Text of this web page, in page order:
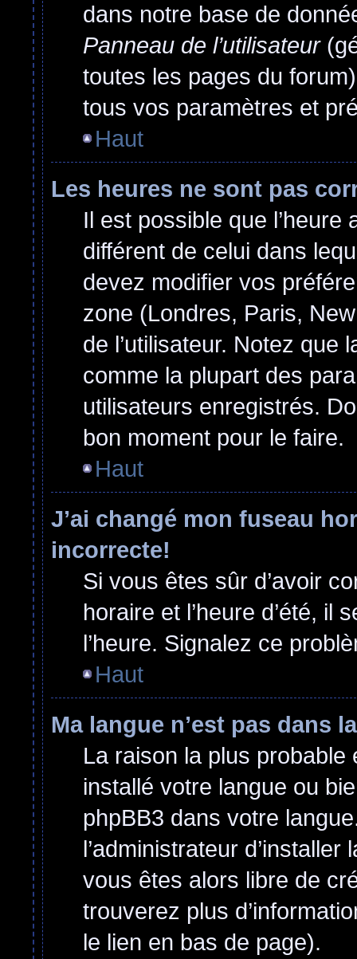
dans notre base de
Panneau de l’utilisateur
toutes les pages du
tous vos paramètres et
Haut
Les heures ne sont pas
Il est possible que
différent de celui dans
devez modifier vos
zone (Londres, Paris,
de l’utilisateur. Notez que
comme la plupart des
utilisateurs enregistrés.
bon moment pour le faire.
Haut
J’ai changé mon fuseau
incorrecte!
Si vous êtes sûr d’avoir
horaire et l’heure d’été, il
l’heure. Signalez ce
Haut
Ma langue n’est pas dans
La raison la plus probable
installé votre langue ou
phpBB3 dans votre
l’administrateur
vous êtes alors libre de
trouverez plus
le lien en bas de page).